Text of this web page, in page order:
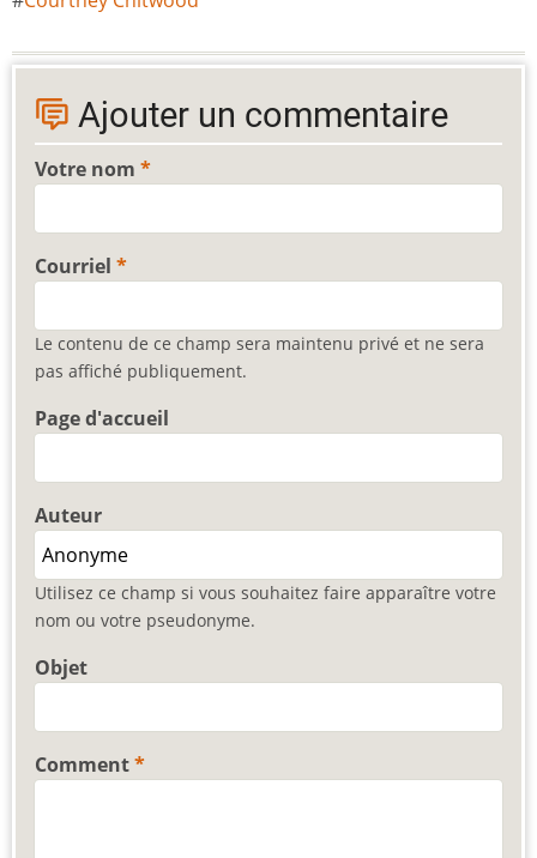
Ajouter un commentaire
Votre nom
Courriel
Le contenu de ce champ sera maintenu privé et ne sera
pas affiché publiquement.
Page d'accueil
Auteur
Utilisez ce champ si vous souhaitez faire apparaître votre
nom ou votre pseudonyme.
Objet
Comment